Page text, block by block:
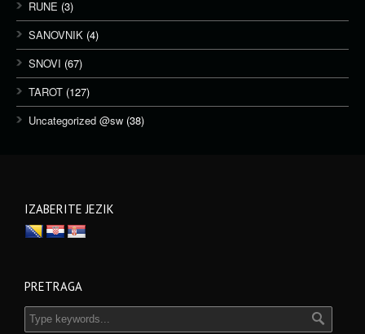
RUNE (3)
SANOVNIK (4)
SNOVI (67)
TAROT (127)
Uncategorized @sw (38)
IZABERITE JEZIK
PRETRAGA